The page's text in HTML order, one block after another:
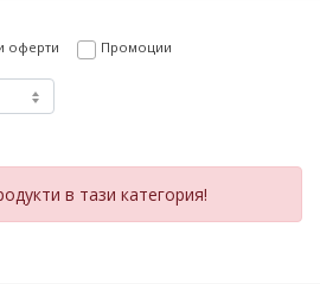
оферти Промоции
в тази категория!